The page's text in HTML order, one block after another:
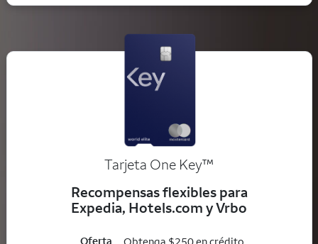
Tarjeta One Keytrademark
™
Recompensas flexibles para
Expedia, Hotels.com y Vrbo
Oferta